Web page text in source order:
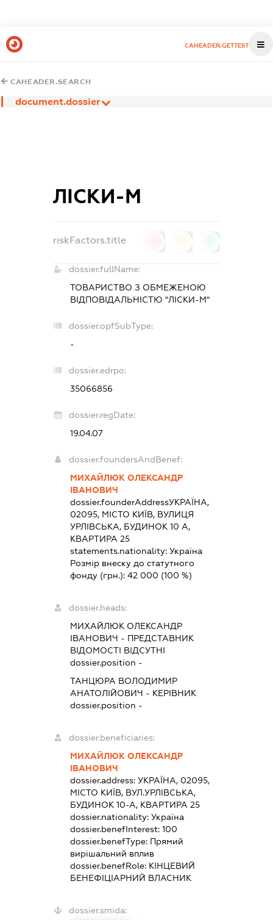
CAHEADER.GETTEST
CAHEADER.SEARCH
document.dossier
ЛІСКИ-М
riskFactors.title
dossier.fullName:
ТОВАРИСТВО З ОБМЕЖЕНОЮ
ВІДПОВІДАЛЬНІСТЮ "ЛІСКИ-М"
dossier.opfSubType:
-
dossier.edrpo:
35066856
dossier.regDate:
19.04.07
dossier.foundersAndBenef:
МИХАЙЛЮК ОЛЕКСАНДР
ІВАНОВИЧ
dossier.founderAddressУКРАЇНА,
02095, МІСТО КИЇВ, ВУЛИЦЯ
УРЛІВСЬКА, БУДИНОК 10 А,
КВАРТИРА 25
statements.nationality: Україна
Розмір внеску до статутного
фонду (грн.): 42 000 (100 %)
dossier.heads:
МИХАЙЛЮК ОЛЕКСАНДР
ІВАНОВИЧ - ПРЕДСТАВНИК
ВІДОМОСТІ ВІДСУТНІ
dossier.position -
ТАНЦЮРА ВОЛОДИМИР
АНАТОЛІЙОВИЧ - КЕРІВНИК
dossier.position -
dossier.beneficiaries:
МИХАЙЛЮК ОЛЕКСАНДР
ІВАНОВИЧ
dossier.address: УКРАЇНА, 02095,
МІСТО КИЇВ, ВУЛ.УРЛІВСЬКА,
БУДИНОК 10-А, КВАРТИРА 25
dossier.nationality: Україна
dossier.benefInterest: 100
dossier.benefType: Прямий
вирішальний вплив
dossier.benefRole: КІНЦЕВИЙ
БЕНЕФІЦІАРНИЙ ВЛАСНИК
dossier.smida: